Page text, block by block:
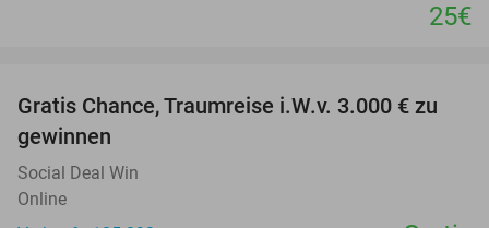
25€
Gratis Chance, Traumreise i.W.v. 3.000 € zu
gewinnen
Social Deal Win
Online